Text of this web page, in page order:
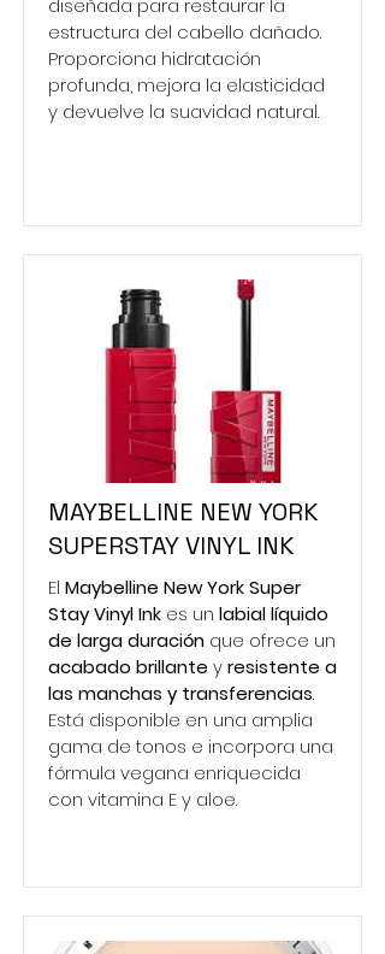
diseñada para restaurar la
estructura del cabello dañado.
Proporciona hidratación
profunda, mejora la elasticidad
y devuelve la suavidad natural.
MAYBELLINE NEW YORK
SUPERSTAY VINYL INK
El Maybelline New York Super
Stay Vinyl Ink es un labial líquido
de larga duración que ofrece un
acabado brillante yresistente a
las manchas y transferencias.
Está disponible en una amplia
gama de tonos e incorpora una
fórmula vegana enriquecida
con vitamina E y aloe.